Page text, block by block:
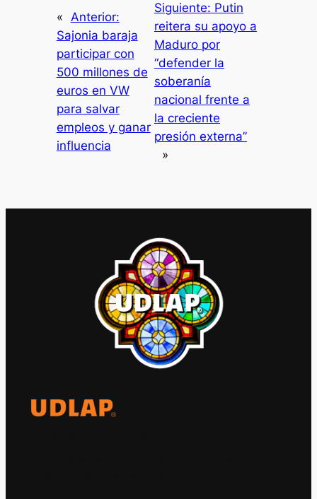
« Anterior:
Sajonia baraja
participar con
500 millones de
euros en VW
para salvar
empleos y ganar
influencia
Siguiente: Putin
reitera su apoyo a
Maduro por
“defender la
soberanía
nacional frente a
la creciente
presión externa”
»